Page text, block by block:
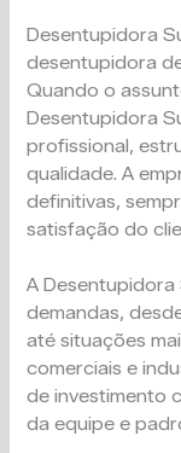
Desentupidora
desentupidora
Quando o
Desentupidora
profissional,
qualidade. A
definitivas,
satisfação do
A
demandas,
até situações
comerciais e
de investimento
da equipe e